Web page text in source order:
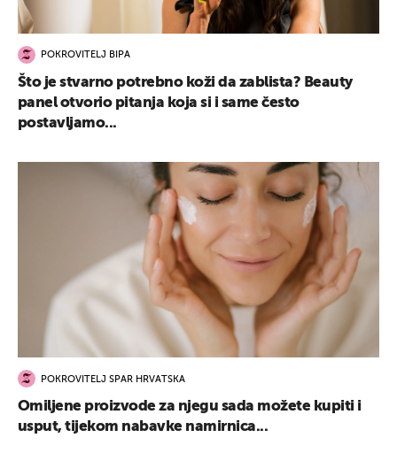
POKROVITELJ BIPA
Što je stvarno potrebno koži da zablista? Beauty
panel otvorio pitanja koja si i same često
postavljamo...
POKROVITELJ SPAR HRVATSKA
Omiljene proizvode za njegu sada možete kupiti i
usput, tijekom nabavke namirnica...